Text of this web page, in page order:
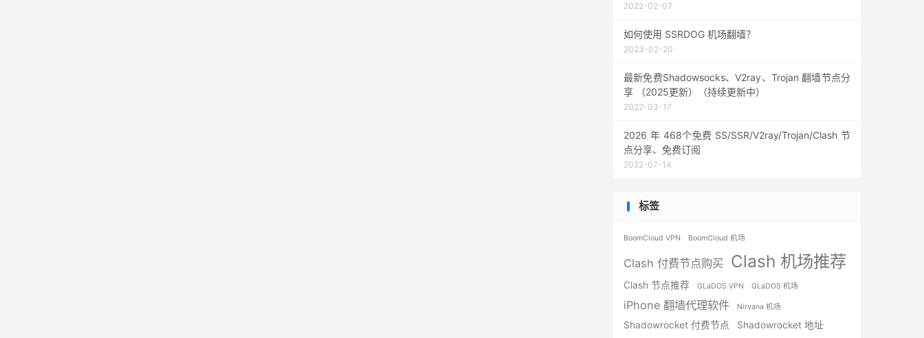
2022-02-07
如何使用 SSRDOG 机场翻墙？
2023-02-20
最新免费Shadowsocks、V2ray、Trojan 翻墙节点分
享 （2025更新）（持续更新中）
2022-03-17
2026 年 468个免费 SS/SSR/V2ray/Trojan/Clash 节
点分享、免费订阅
2022-07-14
标签
BoomCloud VPN BoomCloud 机场
Clash 付费节点购买 Clash 机场推荐
Clash 节点推荐 GLaDOS VPN GLaDOS 机场
iPhone 翻墙代理软件 Nirvana 机场
Shadowrocket 付费节点 Shadowrocket 地址